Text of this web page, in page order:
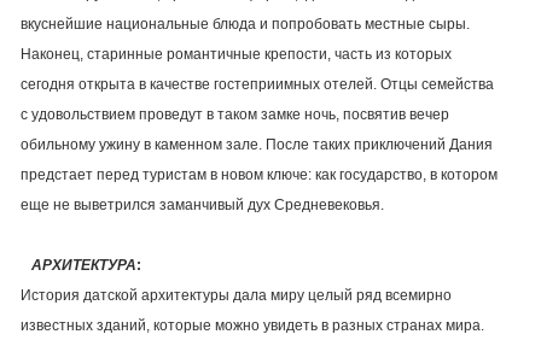
вкуснейшие национальные блюда и попробовать местные сыры.
Наконец, старинные романтичные крепости, часть из которых
сегодня открыта в качестве гостеприимных отелей. Отцы семейства
с удовольствием проведут в таком замке ночь, посвятив вечер
обильному ужину в каменном зале. После таких приключений Дания
предстает перед туристам в новом ключе: как государство, в котором
еще не выветрился заманчивый дух Средневековья.
АРХИТЕКТУРА:
История датской архитектуры дала миру целый ряд всемирно
известных зданий, которые можно увидеть в разных странах мира.